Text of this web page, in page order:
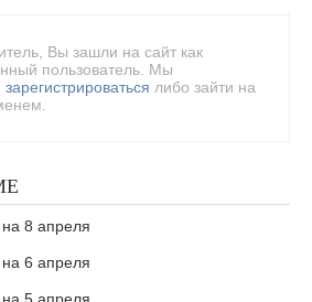
Вы зашли на сайт как
пользователь. Мы
зарегистрироваться либо зайти на
на 8 апреля
на 6 апреля